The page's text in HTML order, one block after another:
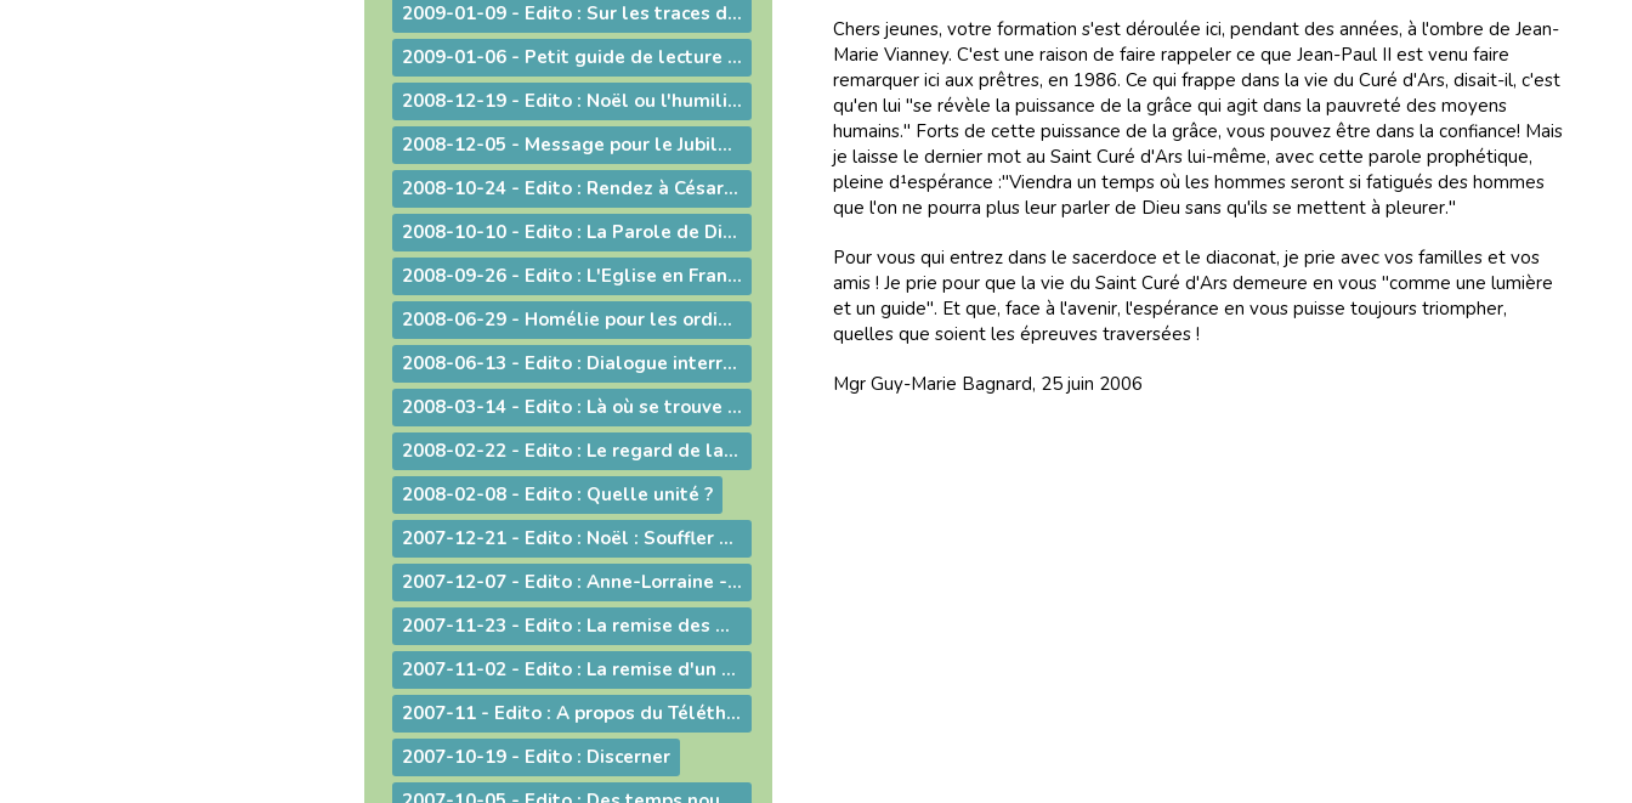
Chers jeunes, votre formation s'est déroulée ici, pendant des années, à l'ombre de Jean-
Marie Vianney. C'est une raison de faire rappeler ce que Jean-Paul II est venu faire
remarquer ici aux prêtres, en 1986. Ce qui frappe dans la vie du Curé d'Ars, disait-il, c'est
qu'en lui "se révèle la puissance de la grâce qui agit dans la pauvreté des moyens
humains." Forts de cette puissance de la grâce, vous pouvez être dans la confiance! Mais
je laisse le dernier mot au Saint Curé d'Ars lui-même, avec cette parole prophétique,
pleine d¹espérance :"Viendra un temps où les hommes seront si fatigués des hommes
que l'on ne pourra plus leur parler de Dieu sans qu'ils se mettent à pleurer."
Pour vous qui entrez dans le sacerdoce et le diaconat, je prie avec vos familles et vos
amis ! Je prie pour que la vie du Saint Curé d'Ars demeure en vous "comme une lumière
et un guide". Et que, face à l'avenir, l'espérance en vous puisse toujours triompher,
quelles que soient les épreuves traversées !
Mgr Guy-Marie Bagnard, 25 juin 2006
2009-01-09 - Edito : Sur les traces de saint Paul : le Forum de l'évangélisation
2009-01-06 - Petit guide de lecture de l'encylique « L'ÉGLISE VIT DE L'EUCHARISTIE »
2008-12-19 - Edito : Noël ou l'humilité de Dieu
2008-12-05 - Message pour le Jubilé du Saint Curé d'Ars
2008-10-24 - Edito : Rendez à César... rendez à Dieu...
2008-10-10 - Edito : La Parole de Dieu et la marche du monde
2008-09-26 - Edito : L'Eglise en France, une nouvelle fois visitée
2008-06-29 - Homélie pour les ordinations
2008-06-13 - Edito : Dialogue interreligieux : Le sens de la liberté religieuse
2008-03-14 - Edito : Là où se trouve Dieu... là se trouve l'avenir
2008-02-22 - Edito : Le regard de la foi
2008-02-08 - Edito : Quelle unité ?
2007-12-21 - Edito : Noël : Souffler sur les braises de l'espérance !
2007-12-07 - Edito : Anne-Lorraine - Sa résistance lui a coûté la vie !
2007-11-23 - Edito : La remise des Actes : une démarche liturgique
2007-11-02 - Edito : La remise d'un livre : une démarche diocésaine
2007-11 - Edito : A propos du Téléthon 2007
2007-10-19 - Edito : Discerner